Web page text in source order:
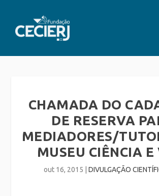
CHAMADA DO
DE RESERVA
MEDIADORES/
MUSEU CIÊNCIA E
out 16, 2015 DIVULGAÇÃO